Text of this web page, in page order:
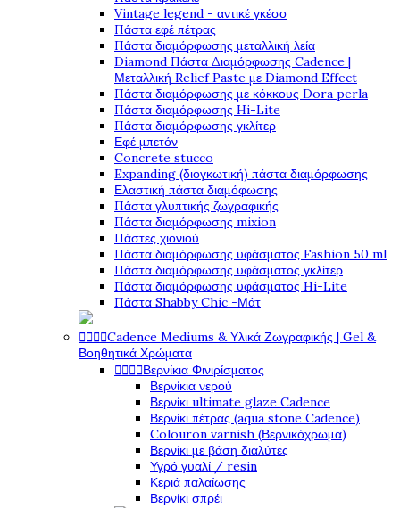
Vintage legend - αντικέ γκέσο
Πάστα εφέ πέτρας
Πάστα διαμόρφωσης μεταλλική λεία
Diamond Πάστα Διαμόρφωσης Cadence |
Μεταλλική Relief Paste με Diamond Effect
Πάστα διαμόρφωσης με κόκκους Dora perla
Πάστα διαμόρφωσης Hi-Lite
Πάστα διαμόρφωσης γκλίτερ
Εφέ μπετόν
Concrete stucco
Expanding (διογκωτική) πάστα διαμόρφωσης
Ελαστική πάστα διαμόφωσης
Πάστα γλυπτικής ζωγραφικής
Πάστα διαμόρφωσης mixion
Πάστες χιονιού
Πάστα διαμόρφωσης υφάσματος Fashion 50 ml
Πάστα διαμόρφωσης υφάσματος γκλίτερ
Πάστα διαμόρφωσης υφάσματος Hi-Lite
Πάστα Shabby Chic -Μάτ
Cadence Mediums & Υλικά Ζωγραφικής | Gel &
Βοηθητικά Χρώματα
Βερνίκια Φινιρίσματος
Βερνίκια νερού
Βερνίκι ultimate glaze Cadence
Βερνίκι πέτρας (aqua stone Cadence)
Colouron varnish (Βερνικόχρωμα)
Βερνίκι με βάση διαλύτες
Υγρό γυαλί / resin
Κεριά παλαίωσης
Βερνίκι σπρέι